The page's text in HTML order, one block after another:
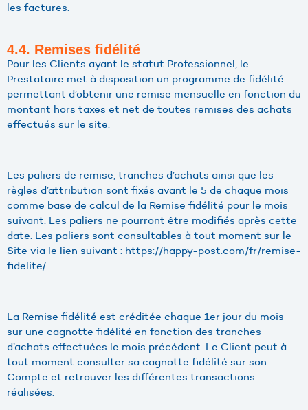
les factures.
4.4. Remises fidélité
Pour les Clients ayant le statut Professionnel, le
Prestataire met à disposition un programme de fidélité
permettant d’obtenir une remise mensuelle en fonction du
montant hors taxes et net de toutes remises des achats
effectués sur le site.
Les paliers de remise, tranches d’achats ainsi que les
règles d’attribution sont fixés avant le 5 de chaque mois
comme base de calcul de la Remise fidélité pour le mois
suivant. Les paliers ne pourront être modifiés après cette
date. Les paliers sont consultables à tout moment sur le
Site via le lien suivant : https://happy-post.com/fr/remise-
fidelite/.
La Remise fidélité est créditée chaque 1er jour du mois
sur une cagnotte fidélité en fonction des tranches
d’achats effectuées le mois précédent. Le Client peut à
tout moment consulter sa cagnotte fidélité sur son
Compte et retrouver les différentes transactions
réalisées.